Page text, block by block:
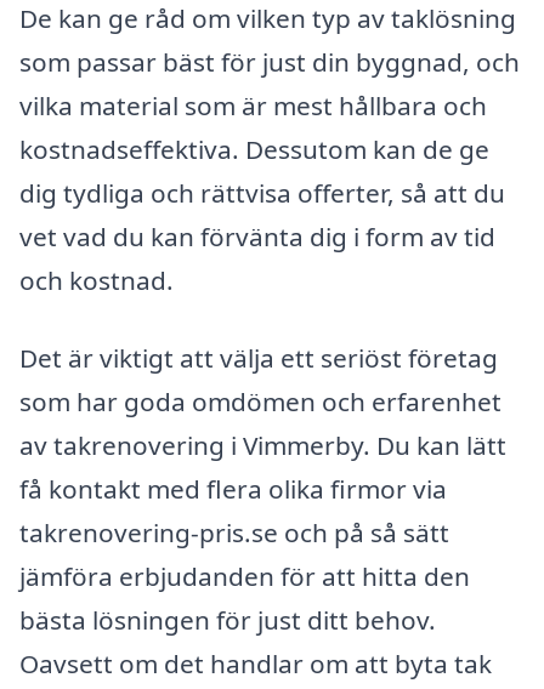
De kan ge råd om vilken typ av taklösning
som passar bäst för just din byggnad, och
vilka material som är mest hållbara och
kostnadseffektiva. Dessutom kan de ge
dig tydliga och rättvisa offerter, så att du
vet vad du kan förvänta dig i form av tid
och kostnad.
Det är viktigt att välja ett seriöst företag
som har goda omdömen och erfarenhet
av takrenovering i Vimmerby. Du kan lätt
få kontakt med flera olika firmor via
takrenovering-pris.se och på så sätt
jämföra erbjudanden för att hitta den
bästa lösningen för just ditt behov.
Oavsett om det handlar om att byta tak